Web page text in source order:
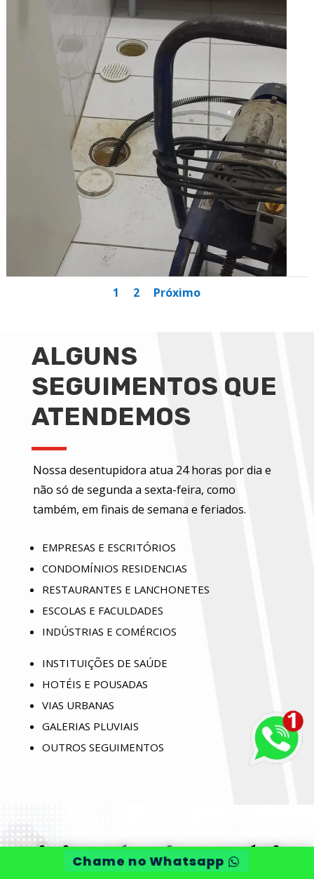
1 2 Próximo
ALGUNS
SEGUIMENTOS QUE
ATENDEMOS
Nossa desentupidora atua 24 horas por dia e
não só de segunda a sexta-feira, como
também, em finais de semana e feriados.
EMPRESAS E ESCRITÓRIOS
CONDOMÍNIOS RESIDENCIAS
RESTAURANTES E LANCHONETES
ESCOLAS E FACULDADES
INDÚSTRIAS E COMÉRCIOS
INSTITUIÇÕES DE SAÚDE
HOTÉIS E POUSADAS
VIAS URBANAS
GALERIAS PLUVIAIS
OUTROS SEGUIMENTOS
Visitatécnicagrátis
Chame no Whatsapp